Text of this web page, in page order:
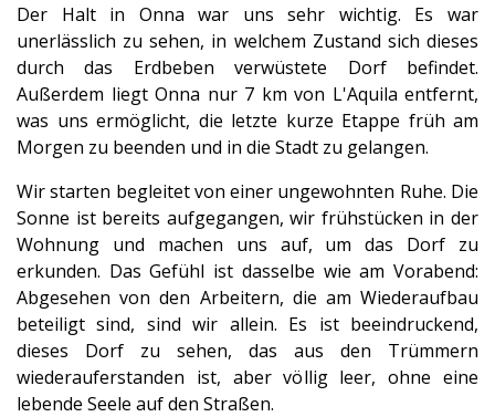
Der Halt in Onna war uns sehr wichtig. Es war
unerlässlich zu sehen, in welchem Zustand sich dieses
durch das Erdbeben verwüstete Dorf befindet.
Außerdem liegt Onna nur 7 km von L'Aquila entfernt,
was uns ermöglicht, die letzte kurze Etappe früh am
Morgen zu beenden und in die Stadt zu gelangen.
Wir starten begleitet von einer ungewohnten Ruhe. Die
Sonne ist bereits aufgegangen, wir frühstücken in der
Wohnung und machen uns auf, um das Dorf zu
erkunden. Das Gefühl ist dasselbe wie am Vorabend:
Abgesehen von den Arbeitern, die am Wiederaufbau
beteiligt sind, sind wir allein. Es ist beeindruckend,
dieses Dorf zu sehen, das aus den Trümmern
wiederauferstanden ist, aber völlig leer, ohne eine
lebende Seele auf den Straßen.